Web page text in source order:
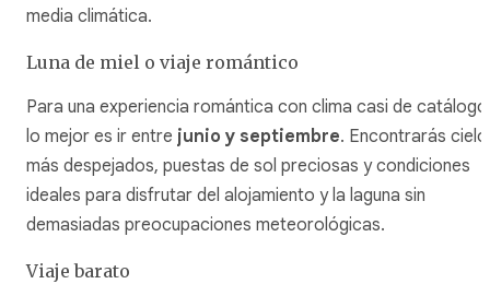
media climática.
Luna de miel o viaje romántico
Para una experiencia romántica con clima casi de
lo mejor es ir entre junio y septiembre. Encontrarás
más despejados, puestas de sol preciosas y condiciones
ideales para disfrutar del alojamiento y la laguna sin
demasiadas preocupaciones meteorológicas.
Viaje barato